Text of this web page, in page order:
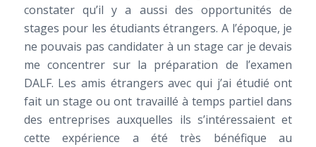
constater qu’il y a aussi des opportunités de
stages pour les étudiants étrangers. A l’époque, je
ne pouvais pas candidater à un stage car je devais
me concentrer sur la préparation de l’examen
DALF. Les amis étrangers avec qui j’ai étudié ont
fait un stage ou ont travaillé à temps partiel dans
des entreprises auxquelles ils s’intéressaient et
cette expérience a été très bénéfique au